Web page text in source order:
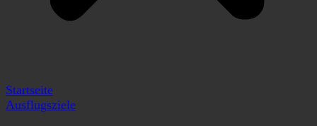
Startseite
Ausflugsziele